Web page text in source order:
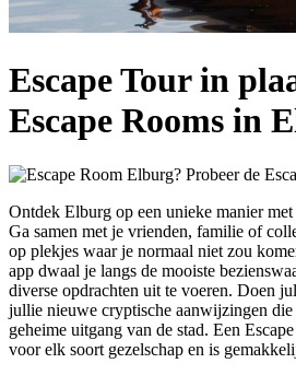
Escape Tour in
Escape Rooms in
Ontdek Elburg op een unieke manier
Ga samen met je vrienden, familie of
op plekjes waar je normaal niet zou
app dwaal je langs de mooiste
diverse opdrachten uit te voeren. Doen
jullie nieuwe cryptische aanwijzingen
geheime uitgang van de stad. Een
voor elk soort gezelschap en is